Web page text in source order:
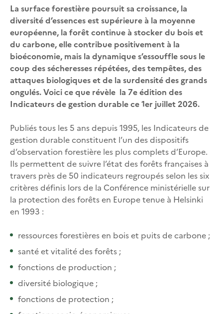
La surface forestière poursuit sa croissance, la
diversité d’essences est supérieure à la moyenne
européenne, la forêt continue à stocker du bois et
du carbone, elle contribue positivement à la
bioéconomie, mais la dynamique s’essouffle sous le
coup des sécheresses répétées, des tempêtes, des
attaques biologiques et de la surdensité des grands
ongulés. Voici ce que révèle la 7e édition des
Indicateurs de gestion durable ce 1er juillet 2026.
Publiés tous les 5 ans depuis 1995, les Indicateurs de
gestion durable constituent l’un des dispositifs
d’observation forestière les plus complets d’Europe.
Ils permettent de suivre l’état des forêts françaises à
travers près de 50 indicateurs regroupés selon les six
critères définis lors de la Conférence ministérielle sur
la protection des forêts en Europe tenue à Helsinki
en 1993 :
ressources forestières en bois et puits de carbone ;
santé et vitalité des forêts ;
fonctions de production ;
diversité biologique ;
fonctions de protection ;